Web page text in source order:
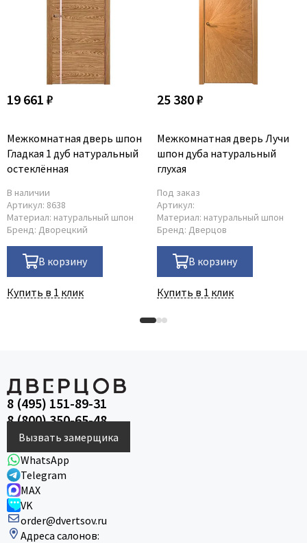
19 661 ₽
Межкомнатная дверь шпон
Гладкая 1 дуб натуральный
остеклённая
В наличии
Артикул: 8638
Материал: натуральный шпон
Бренд: Дворецкий
В корзину
Купить в 1 клик
25 380 ₽
Межкомнатная дверь Лучи
шпон дуба натуральный
глухая
Под заказ
Артикул:
Материал: натуральный шпон
Бренд: Дверцов
В корзину
Купить в 1 клик
8 (495) 151-89-31
8 (800) 350-65-48
Вызвать замерщика
WhatsApp
Telegram
MAX
VK
order@dvertsov.ru
Адреса салонов: